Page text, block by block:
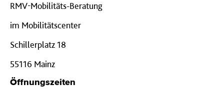
RMV-Mobilitäts-Beratung
im Mobilitätscenter
Schillerplatz 18
55116 Mainz
Öffnungszeiten